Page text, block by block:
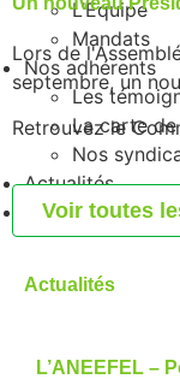
L’Equipe
Mandats
Nos adhérents
Les
La carte
Nos
Actualités
Publications
Lors de
septembre, un
Retrouvez le
Voir toutes
Actualités
L’ANEEFEL –